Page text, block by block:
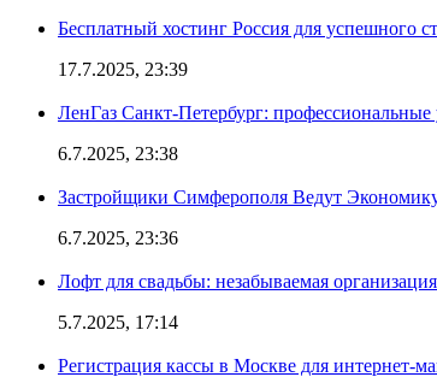
Бесплатный хостинг Россия для успешного
17.7.2025, 23:39
ЛенГаз Санкт-Петербург:
6.7.2025, 23:38
Застройщики Симферополя Ведут
6.7.2025, 23:36
Лофт для свадьбы: незабываемая
5.7.2025, 17:14
Регистрация кассы в Москве для интернет-